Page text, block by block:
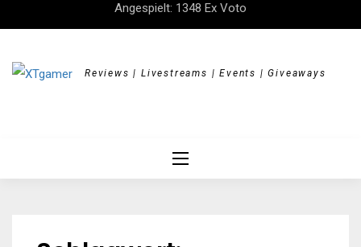
Angespielt: 1348 Ex Voto
Reviews | Livestreams | Events | Giveaways